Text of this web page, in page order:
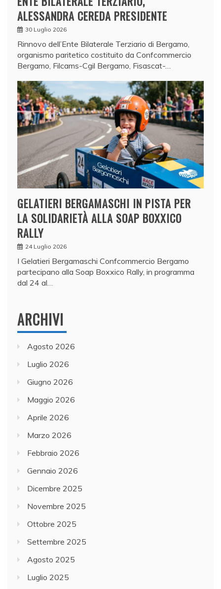
ALESSANDRA CEREDA PRESIDENTE
30 Luglio 2026
Rinnovo dell’Ente Bilaterale Terziario di Bergamo,
organismo paritetico costituito da Confcommercio
Bergamo, Filcams-Cgil Bergamo, Fisascat-…
GELATIERI BERGAMASCHI IN PISTA PER
LA SOLIDARIETÀ ALLA SOAP BOXXICO
RALLY
24 Luglio 2026
I Gelatieri Bergamaschi Confcommercio Bergamo
partecipano alla Soap Boxxico Rally, in programma
dal 24 al…
ARCHIVI
Agosto 2026
Luglio 2026
Giugno 2026
Maggio 2026
Aprile 2026
Marzo 2026
Febbraio 2026
Gennaio 2026
Dicembre 2025
Novembre 2025
Ottobre 2025
Settembre 2025
Agosto 2025
Luglio 2025